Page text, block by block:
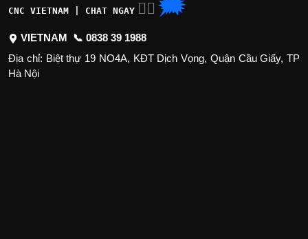
CNC VIETNAM | CHAT NGAY 👉🏽 🗯
VIETNAM 📞 0838 39 1988
Địa chỉ: Biệt thự 19 NO4A, KĐT Dịch Vọng, Quận Cầu Giấy, TP
Hà Nội